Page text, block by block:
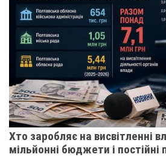
Хто заробляє на висвітленні
мільйонні бюджети і постійні